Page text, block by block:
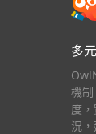
多
機
度
況